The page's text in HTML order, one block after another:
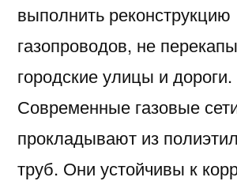
выполнить реконструкцию
газопроводов, не
городские улицы и дороги.
Современные газовые
прокладывают из
труб. Они устойчивы к